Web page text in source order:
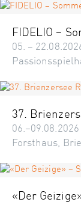
FIDELIO –
05. –
37.
06.–09.08.2026
Forsthaus,
«Der